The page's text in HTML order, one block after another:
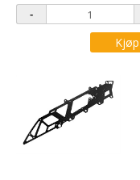
Kjøp